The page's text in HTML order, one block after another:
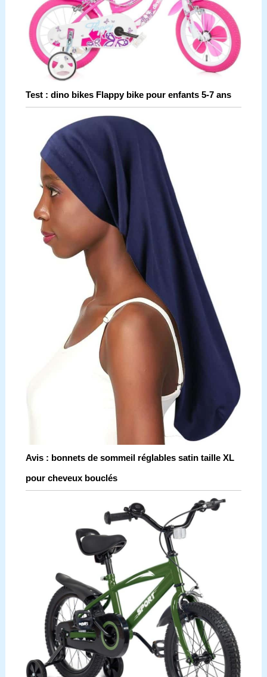
Test : dino bikes Flappy bike pour enfants 5-7 ans
Avis : bonnets de sommeil réglables satin taille XL
pour cheveux bouclés